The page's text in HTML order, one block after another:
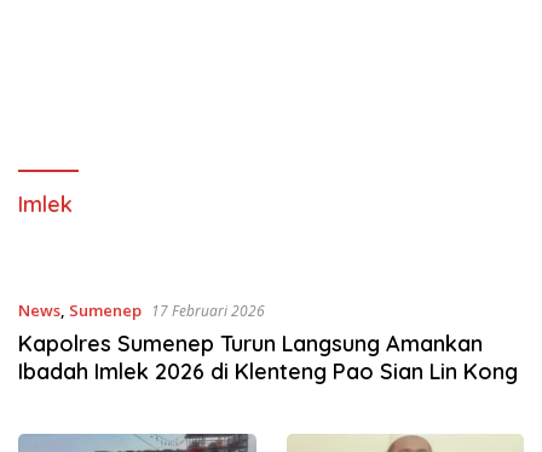
Imlek
News, Sumenep 17 Februari 2026
Kapolres Sumenep Turun Langsung Amankan
Ibadah Imlek 2026 di Klenteng Pao Sian Lin Kong